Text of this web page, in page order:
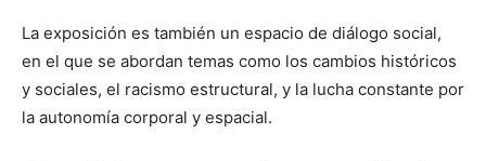
La exposición es también un espacio de diálogo social,
en el que se abordan temas como los cambios históricos
y sociales, el racismo estructural, y la lucha constante por
la autonomía corporal y espacial.